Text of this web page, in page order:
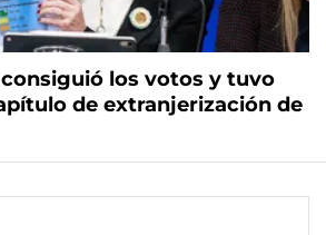
los votos y tuvo
de extranjerización de